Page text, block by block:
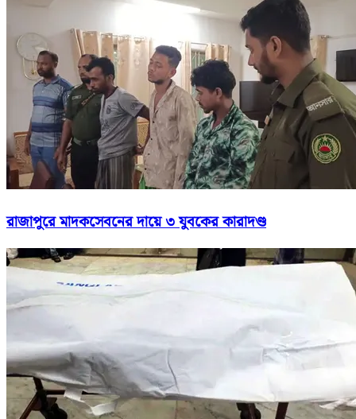
রাজাপুরে মাদকসেবনের দায়ে ৩ যুবকের কারাদণ্ড